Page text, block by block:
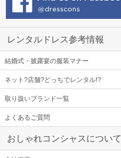
レンタルドレス参考情報
結婚式・披露宴の服装マナー
ネット?店舗?どっちでレンタル!?
取り扱いブランド一覧
よくあるご質問
おしゃれコンシャスについて